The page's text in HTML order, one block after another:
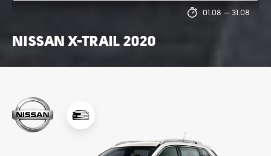
NISSAN X-TRAIL 2020
01.08 — 31.08